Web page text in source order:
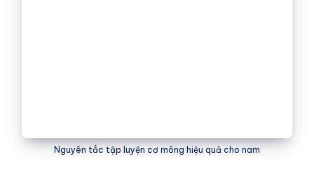
Nguyên tắc tập luyện cơ mông hiệu quả cho nam